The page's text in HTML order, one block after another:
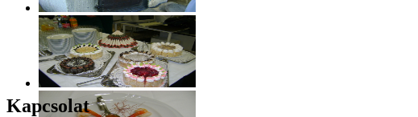
Kapcsolat